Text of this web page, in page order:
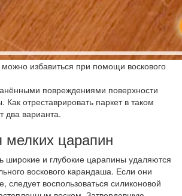
избавиться при помощи воскового
повреждениями поверхности
отреставрировать паркет в таком
два варианта.
мелких царапин
широкие и глубокие царапины удаляются
воскового карандаша. Если они
следует воспользоваться силиконовой